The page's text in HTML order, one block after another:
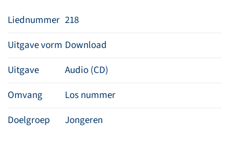
Liednummer 218
Uitgave vorm Download
Uitgave
Audio (CD)
Omvang
Los nummer
Doelgroep
Jongeren